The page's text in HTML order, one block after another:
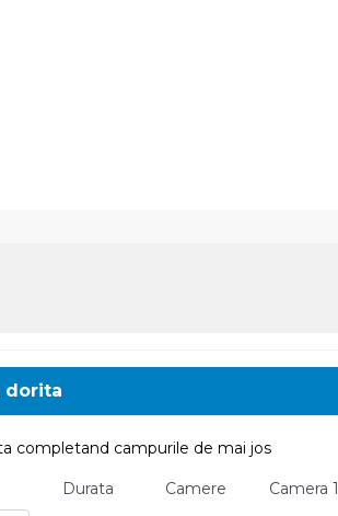
dorita
completand campurile de mai jos
Durata
Camere
Camera1